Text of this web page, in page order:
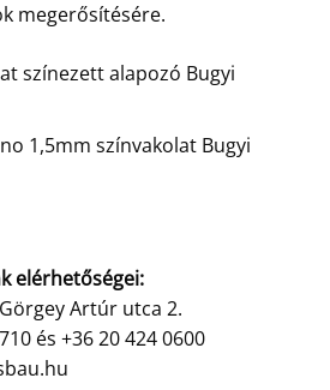
megerősítésére.
színezett alapozó Bugyi
1,5mm színvakolat Bugyi
elérhetőségei:
Artúr utca 2.
és +36 20 424 0600